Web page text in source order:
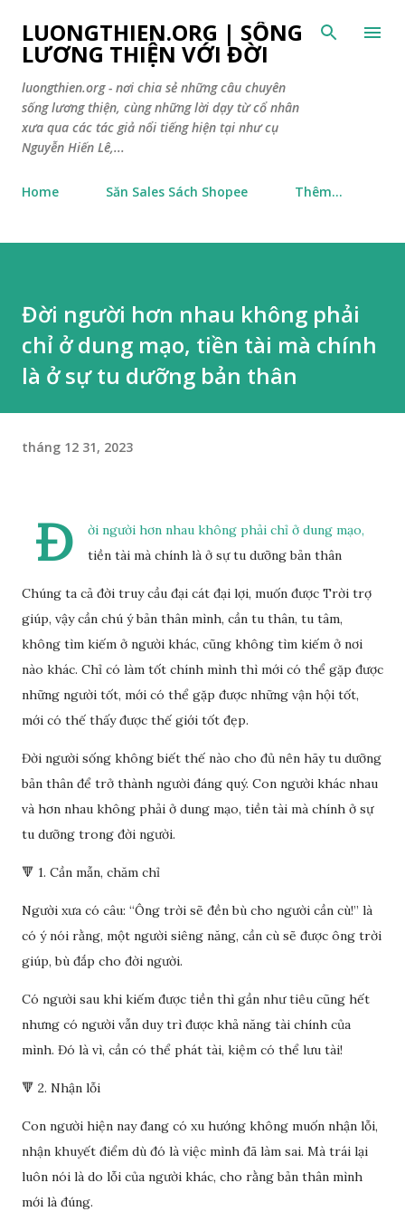
Chuyển đến nội dung chính
LUONGTHIEN.ORG | SỐNG
LƯƠNG THIỆN VỚI ĐỜI
luongthien.org - nơi chia sẻ những câu chuyên
sống lương thiện, cùng những lời dạy từ cổ nhân
xưa qua các tác giả nổi tiếng hiện tại như cụ
Nguyễn Hiến Lê,...
Home Săn Sales Sách Shopee Thêm…
Đời người hơn nhau không phải
chỉ ở dung mạo, tiền tài mà chính
là ở sự tu dưỡng bản thân
tháng 12 31, 2023
Đ
ời người hơn nhau không phải chỉ ở dung mạo,
tiền tài mà chính là ở sự tu dưỡng bản thân
Chúng ta cả đời truy cầu đại cát đại lợi, muốn được Trời trợ
giúp, vậy cần chú ý bản thân mình, cần tu thân, tu tâm,
không tìm kiếm ở người khác, cũng không tìm kiếm ở nơi
nào khác. Chỉ có làm tốt chính mình thì mới có thể gặp được
những người tốt, mới có thể gặp được những vận hội tốt,
mới có thế thấy được thế giới tốt đẹp.
Đời người sống không biết thế nào cho đủ nên hãy tu dưỡng
bản thân để trở thành người đáng quý. Con người khác nhau
và hơn nhau không phải ở dung mạo, tiền tài mà chính ở sự
tu dưỡng trong đời người.
🔻 1. Cần mẫn, chăm chỉ
Người xưa có câu: “Ông trời sẽ đền bù cho người cần cù!” là
có ý nói rằng, một người siêng năng, cần cù sẽ được ông trời
giúp, bù đắp cho đời người.
Có người sau khi kiếm được tiền thì gần như tiêu cũng hết
nhưng có người vẫn duy trì được khả năng tài chính của
mình. Đó là vì, cần có thể phát tài, kiệm có thể lưu tài!
🔻 2. Nhận lỗi
Con người hiện nay đang có xu hướng không muốn nhận lỗi,
nhận khuyết điểm dù đó là việc mình đã làm sai. Mà trái lại
luôn nói là do lỗi của người khác, cho rằng bản thân mình
mới là đúng.